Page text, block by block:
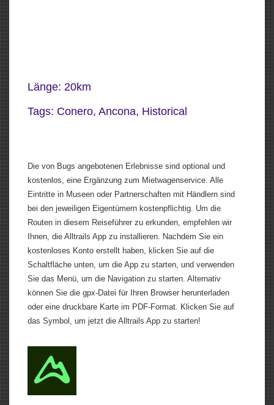
Länge: 20km
Tags: Conero, Ancona, Historical
Die von Bugs angebotenen Erlebnisse sind optional und
kostenlos, eine Ergänzung zum Mietwagenservice. Alle
Eintritte in Museen oder Partnerschaften mit Händlern sind
bei den jeweiligen Eigentümern kostenpflichtig. Um die
Routen in diesem Reiseführer zu erkunden, empfehlen wir
Ihnen, die Alltrails App zu installieren. Nachdem Sie ein
kostenloses Konto erstellt haben, klicken Sie auf die
Schaltfläche unten, um die App zu starten, und verwenden
Sie das Menü, um die Navigation zu starten. Alternativ
können Sie die gpx-Datei für Ihren Browser herunterladen
oder eine druckbare Karte im PDF-Format. Klicken Sie auf
das Symbol, um jetzt die Alltrails App zu starten!